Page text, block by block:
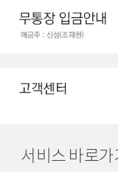
서비스 바로가